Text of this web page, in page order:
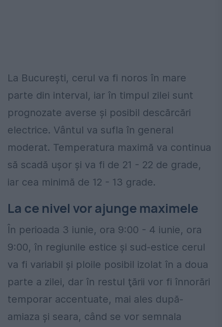
La Bucureşti, cerul va fi noros în mare
parte din interval, iar în timpul zilei sunt
prognozate averse şi posibil descărcări
electrice. Vântul va sufla în general
moderat. Temperatura maximă va continua
să scadă uşor şi va fi de 21 - 22 de grade,
iar cea minimă de 12 - 13 grade.
La ce nivel vor ajunge maximele
În perioada 3 iunie, ora 9:00 - 4 iunie, ora
9:00, în regiunile estice şi sud-estice cerul
va fi variabil şi ploile posibil izolat în a doua
parte a zilei, dar în restul ţării vor fi înnorări
temporar accentuate, mai ales după-
amiaza şi seara, când se vor semnala